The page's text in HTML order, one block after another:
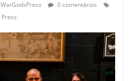
WarGodsPress
0 comentários